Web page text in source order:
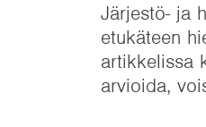
Järjestö- ja
etukäteen
artikkelissa
arvioida,